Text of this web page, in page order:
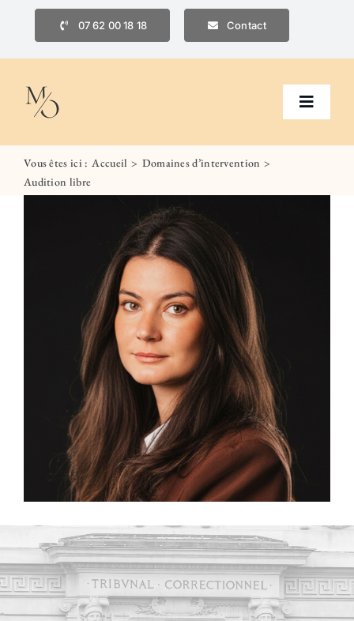
Passer
07 62 00 18 18 Contact
bascule
Accueil
Domaines d’intervention
Honoraires
Vous êtes ici : Accueil
Domaines d’intervention
Audition libre